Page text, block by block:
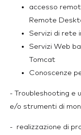
accesso
Remote
Servizi di rete
Servizi Web
Tomcat
Conoscenze
- Troubleshooting e
e/o strumenti di
- realizzazione di